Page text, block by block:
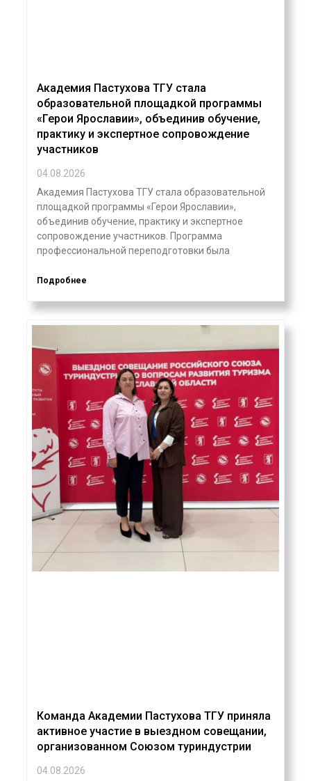
Академия Пастухова ТГУ стала
образовательной площадкой программы
«Герои Ярославии», объединив обучение,
практику и экспертное сопровождение
участников
04.08.2026
Академия Пастухова ТГУ стала образовательной
площадкой программы «Герои Ярославии»,
объединив обучение, практику и экспертное
сопровождение участников. Программа
профессиональной переподготовки была
Подробнее
Команда Академии Пастухова ТГУ приняла
активное участие в выездном совещании,
организованном Союзом туриндустрии
04.08.2026